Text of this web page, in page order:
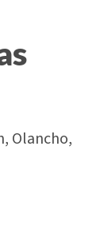
Olancho,